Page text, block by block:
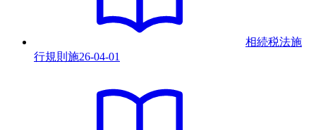
相続税法施
行規則 施26-04-01